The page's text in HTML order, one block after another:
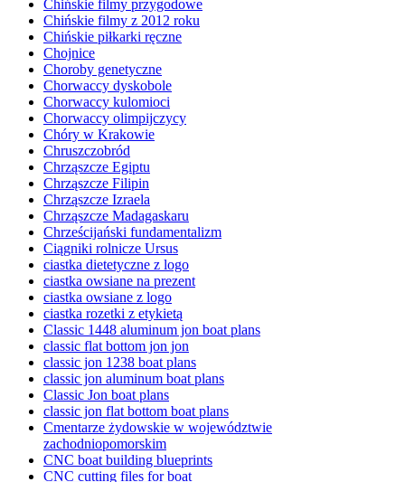
Chińskie filmy przygodowe
Chińskie filmy z 2012 roku
Chińskie piłkarki ręczne
Chojnice
Choroby genetyczne
Chorwaccy dyskobole
Chorwaccy kulomioci
Chorwaccy olimpijczycy
Chóry w Krakowie
Chruszczobród
Chrząszcze Egiptu
Chrząszcze Filipin
Chrząszcze Izraela
Chrząszcze Madagaskaru
Chrześcijański fundamentalizm
Ciągniki rolnicze Ursus
ciastka dietetyczne z logo
ciastka owsiane na prezent
ciastka owsiane z logo
ciastka rozetki z etykietą
Classic 1448 aluminum jon boat plans
classic flat bottom jon jon
classic jon 1238 boat plans
classic jon aluminum boat plans
Classic Jon boat plans
classic jon flat bottom boat plans
Cmentarze żydowskie w województwie
zachodniopomorskim
CNC boat building blueprints
CNC cutting files for boat